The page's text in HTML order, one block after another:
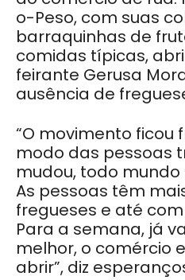
o-Peso, com suas
barraquinhas de
comidas típicas,
feirante Gerusa
ausência de
“O movimento
modo das pessoas
mudou, todo
As pessoas têm
fregueses e até
Para a semana, já
melhor, o comércio
abrir”, diz